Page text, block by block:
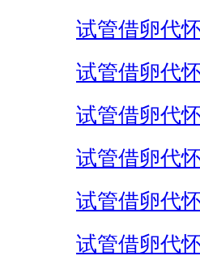
试管借卵代
试管借卵代
试管借卵代
试管借卵代
试管借卵代
试管借卵代